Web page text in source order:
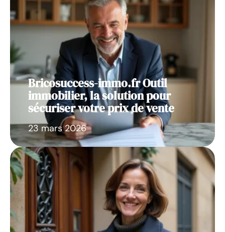
Bricosuccess-immo.fr Outil
immobilier, la solution pour
sécuriser votre prix de vente
23 mars 2026